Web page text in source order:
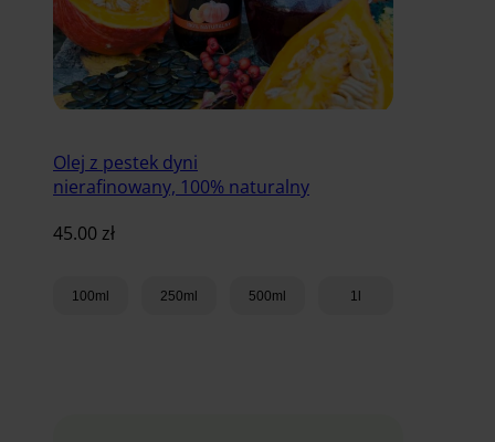
Olej z pestek dyni
nierafinowany, 100% naturalny
45.00 zł
100ml 250ml 500ml 1l